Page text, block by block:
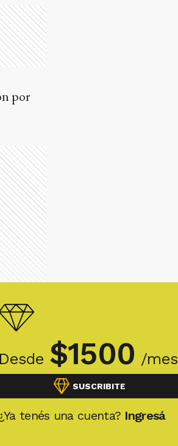
Desde $1500 /mes
SUSCRIBITE
tenés una cuenta? Ingresá
por